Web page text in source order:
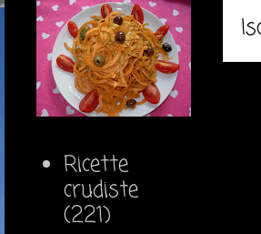
Ricette
crudiste
(221)